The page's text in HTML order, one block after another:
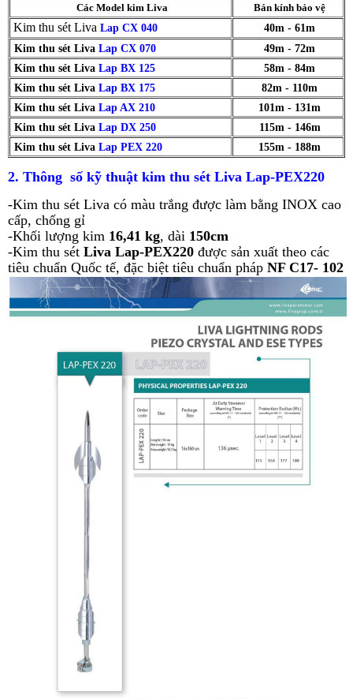
Các Model kim Liva Bán kính bảo vệ
Kim thu sét Liva Lap CX 040
40m - 61m
Kim thu sét Liva Lap CX 070
49m - 72m
Kim thu sét Liva Lap BX 125
58m - 84m
Kim thu sét Liva Lap BX 175
82m - 110m
Kim thu sét Liva Lap AX 210
101m - 131m
Kim thu sét Liva Lap DX 250
115m - 146m
Kim thu sét Liva Lap PEX 220 155m - 188m
2. Thông số kỹ thuật kim thu sét Liva Lap-PEX220
-Kim thu sét Liva có màu trắng được làm bằng INOX cao
cấp, chống gỉ
-Khối lượng kim 16,41 kg, dài 150cm
-Kim thu sét Liva Lap-PEX220 được sản xuất theo các
tiêu chuẩn Quốc tế, đặc biệt tiêu chuẩn pháp NF C17- 102